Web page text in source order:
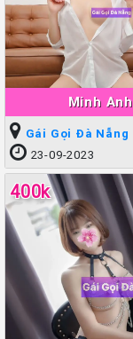
Minh Anh
Gái Gọi Đà Nẵng
23-09-2023
400k